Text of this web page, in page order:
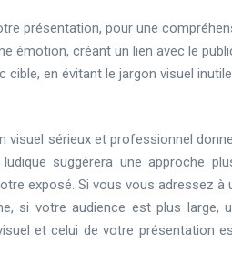
présentation, pour une
émotion, créant un lien avec le
en évitant le jargon visuel
visuel sérieux et professionnel
suggérera une approche
exposé. Si vous vous adressez à
si votre audience est plus large,
et celui de votre présentation